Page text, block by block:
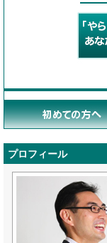
プロフィール